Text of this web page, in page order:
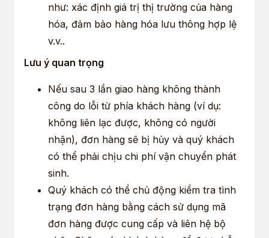
như: xác định giá trị thị trường của hàng
hóa, đảm bảo hàng hóa lưu thông hợp lệ
v.v..
Lưu ý quan trọng
Nếu sau 3 lần giao hàng không thành
công do lỗi từ phía khách hàng (ví dụ:
không liên lạc được, không có người
nhận), đơn hàng sẽ bị hủy và quý khách
có thể phải chịu chi phí vận chuyển phát
sinh.
Quý khách có thể chủ động kiểm tra tình
trạng đơn hàng bằng cách sử dụng mã
đơn hàng được cung cấp và liên hệ bộ